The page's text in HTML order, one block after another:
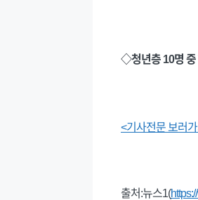
◇청년층 10명 중
<기사전문 보러
출처:뉴스1(